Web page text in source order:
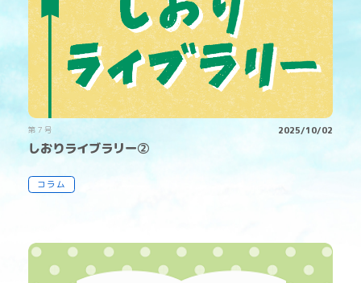
作品募集
リンク
お問い合わせ
第７号 2025/10/02
しおりライブラリー②
コラム